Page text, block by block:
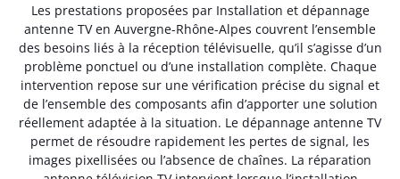
Les prestations proposées par Installation et dépannage
antenne TV en Auvergne-Rhône-Alpes couvrent l’ensemble
des besoins liés à la réception télévisuelle, qu’il s’agisse d’un
problème ponctuel ou d’une installation complète. Chaque
intervention repose sur une vérification précise du signal et
de l’ensemble des composants afin d’apporter une solution
réellement adaptée à la situation. Le dépannage antenne TV
permet de résoudre rapidement les pertes de signal, les
images pixellisées ou l’absence de chaînes. La réparation